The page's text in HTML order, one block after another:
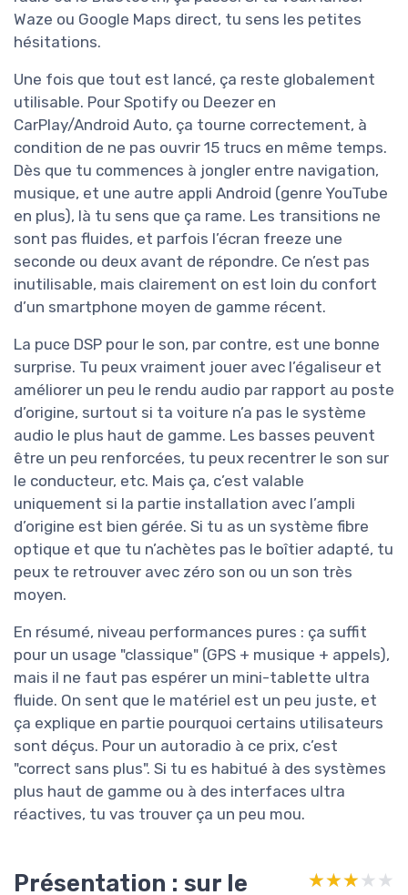
Waze ou Google Maps direct, tu sens les petites
hésitations.
Une fois que tout est lancé, ça reste globalement
utilisable. Pour Spotify ou Deezer en
CarPlay/Android Auto, ça tourne correctement, à
condition de ne pas ouvrir 15 trucs en même temps.
Dès que tu commences à jongler entre navigation,
musique, et une autre appli Android (genre YouTube
en plus), là tu sens que ça rame. Les transitions ne
sont pas fluides, et parfois l’écran freeze une
seconde ou deux avant de répondre. Ce n’est pas
inutilisable, mais clairement on est loin du confort
d’un smartphone moyen de gamme récent.
La puce DSP pour le son, par contre, est une bonne
surprise. Tu peux vraiment jouer avec l’égaliseur et
améliorer un peu le rendu audio par rapport au poste
d’origine, surtout si ta voiture n’a pas le système
audio le plus haut de gamme. Les basses peuvent
être un peu renforcées, tu peux recentrer le son sur
le conducteur, etc. Mais ça, c’est valable
uniquement si la partie installation avec l’ampli
d’origine est bien gérée. Si tu as un système fibre
optique et que tu n’achètes pas le boîtier adapté, tu
peux te retrouver avec zéro son ou un son très
moyen.
En résumé, niveau performances pures : ça suffit
pour un usage "classique" (GPS + musique + appels),
mais il ne faut pas espérer un mini-tablette ultra
fluide. On sent que le matériel est un peu juste, et
ça explique en partie pourquoi certains utilisateurs
sont déçus. Pour un autoradio à ce prix, c’est
"correct sans plus". Si tu es habitué à des systèmes
plus haut de gamme ou à des interfaces ultra
réactives, tu vas trouver ça un peu mou.
Présentation : sur le
★★★★★
★★★★★